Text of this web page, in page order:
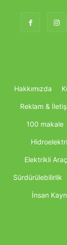
Hakkımızda
Reklam &
100 makale
Elektrikli
Sürdürülebilirlik
İnsan